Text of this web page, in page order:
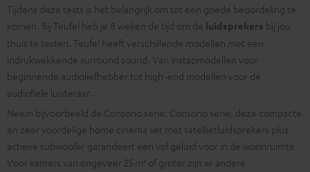
Tijdens deze tests is het belangrijk om tot een goede beoordeling te
komen. Bij Teufel heb je 8 weken de tijd om de luidsprekers bij jou
thuis te testen. Teufel heeft verschillende modellen met een
indrukwekkende surround sound. Van instapmodellen voor
beginnende audioliefhebber tot high-end modellen voor de
audiofiele luisteraar.
Neem bijvoorbeeld de Consono serie: Consono serie: deze compacte
en zeer voordelige home cinema set met satellietluidsprekers plus
actieve subwoofer garandeert een vol geluid voor in de woonruimte.
Voor kamers van ongeveer 25 m² of groter zijn er andere